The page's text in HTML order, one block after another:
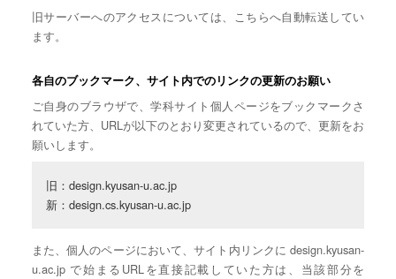
旧サーバーへのアクセスについては、こちらへ自動転送してい
ます。
各自のブックマーク、サイト内でのリンクの更新のお願い
ご自身のブラウザで、学科サイト個人ページをブックマークさ
れていた方、URLが以下のとおり変更されているので、更新をお
願いします。
旧：design.kyusan-u.ac.jp
新：design.cs.kyusan-u.ac.jp
また、個人のページにおいて、サイト内リンクに design.kyusan-
u.ac.jp で始まるURLを直接記載していた方は、当該部分を